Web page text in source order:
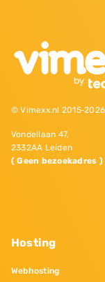
© Vimexx.nl
Vondellaan 47,
2332AA Leiden
( Geen bezoekadres )
Hosting
Webhosting